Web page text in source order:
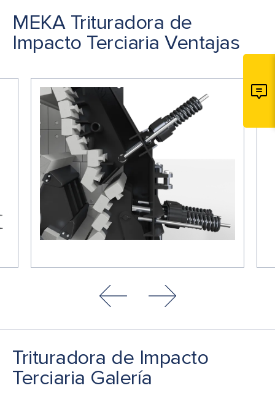
MEKA Trituradora de
Impacto Terciaria Ventajas
Trituradora de Impacto
Terciaria Galería